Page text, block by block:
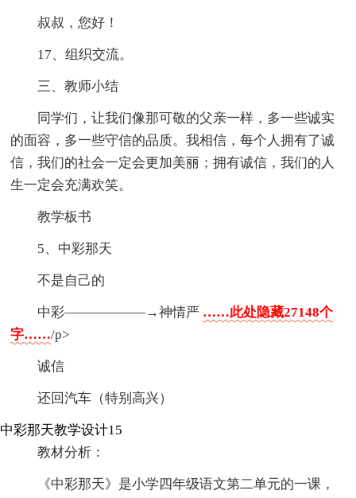
叔叔，您好！
17、组织交流。
三、教师小结
同学们，让我们像那可敬的父亲一样，多一些诚实
的面容，多一些守信的品质。我相信，每个人拥有了诚
信，我们的社会一定会更加美丽；拥有诚信，我们的人
生一定会充满欢笑。
教学板书
5、中彩那天
不是自己的
中彩——————→神情严 ……此处隐藏27148个
字……/p>
诚信
还回汽车（特别高兴）
中彩那天教学设计15
教材分析：
《中彩那天》是小学四年级语文第二单元的一课，